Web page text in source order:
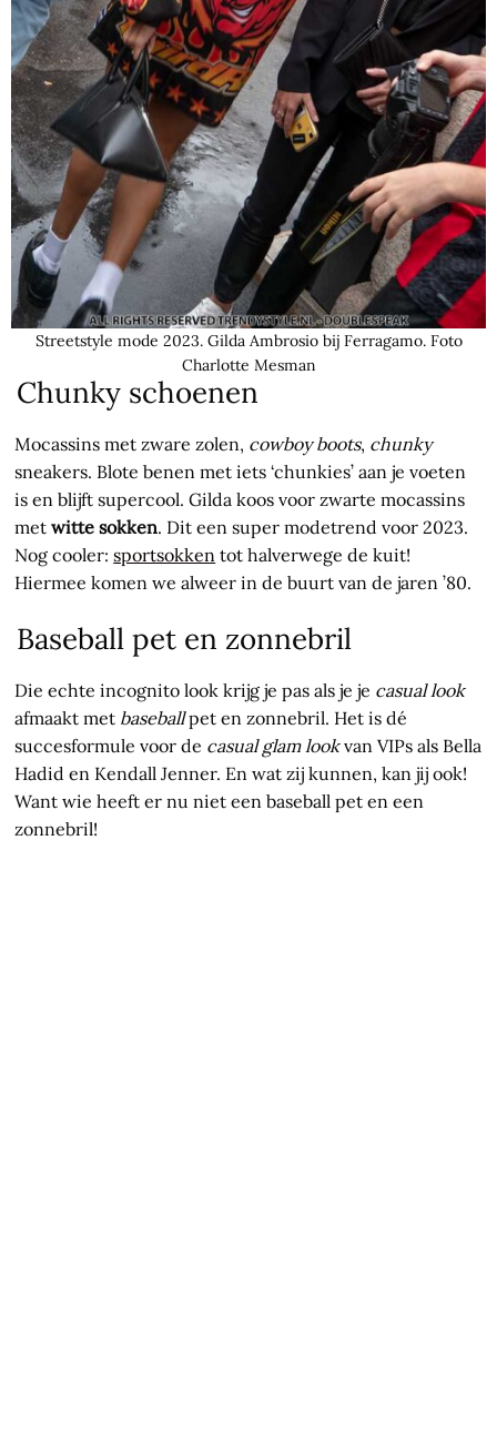
Streetstyle mode 2023. Gilda Ambrosio bij Ferragamo. Foto
Charlotte Mesman
Chunky schoenen
Mocassins met zware zolen, cowboy boots, chunky
sneakers. Blote benen met iets ‘chunkies’ aan je voeten
is en blijft supercool. Gilda koos voor zwarte mocassins
metwitte sokken. Dit een super modetrend voor 2023.
Nog cooler:sportsokken tot halverwege de kuit!
Hiermee komen we alweer in de buurt van de jaren ’80.
Baseball pet en zonnebril
Die echte incognito look krijg je pas als je je casual look
afmaakt met baseballpet en zonnebril. Het is dé
succesformule voor de casual glam lookvan VIPs als Bella
Hadid en Kendall Jenner. En wat zij kunnen, kan jij ook!
Want wie heeft er nu niet een baseball pet en een
zonnebril!